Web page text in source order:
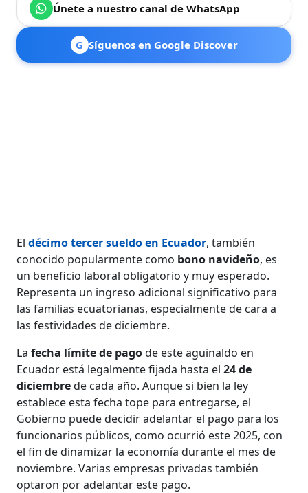
Únete a nuestro canal de WhatsApp
G Síguenos en Google Discover
Eldécimo tercer sueldo en Ecuador, también
conocido popularmente como bono navideño, es
un beneficio laboral obligatorio y muy esperado.
Representa un ingreso adicional significativo para
las familias ecuatorianas, especialmente de cara a
las festividades de diciembre.
Lafecha límite de pagode este aguinaldo en
Ecuador está legalmente fijada hasta el24 de
diciembrede cada año. Aunque si bien la ley
establece esta fecha tope para entregarse, el
Gobierno puede decidir adelantar el pago para los
funcionarios públicos, como ocurrió este 2025, con
el fin de dinamizar la economía durante el mes de
noviembre. Varias empresas privadas también
optaron por adelantar este pago.